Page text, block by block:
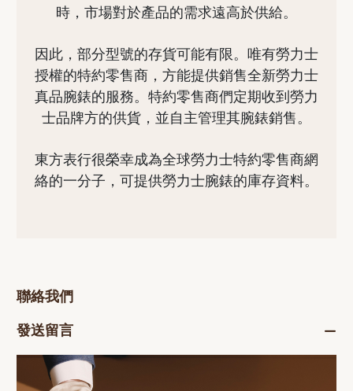
時，市場對於產品的需求遠高於供給。
因此，部分型號的存貨可能有限。唯有勞力士
授權的特約零售商，方能提供銷售全新勞力士
真品腕錶的服務。特約零售商們定期收到勞力
士品牌方的供貨，並自主管理其腕錶銷售。
東方表行很榮幸成為全球勞力士特約零售商網
絡的一分子，可提供勞力士腕錶的庫存資料。
聯絡我們
發送留言